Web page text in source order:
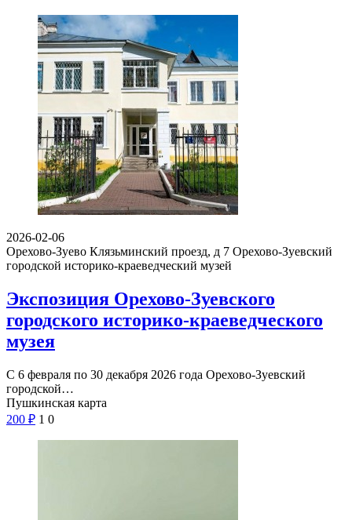
2026-02-06
Орехово-Зуево Клязьминский проезд, д 7 Орехово-Зуевский
городской историко-краеведческий музей
Экспозиция Орехово-Зуевского
городского историко-краеведческого
музея
С 6 февраля по 30 декабря 2026 года Орехово-Зуевский
городской…
Пушкинская карта
200 ₽ 1 0